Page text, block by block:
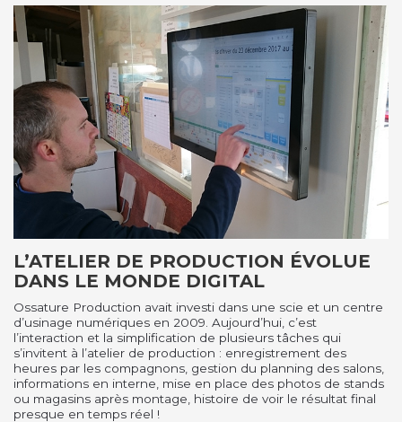
L’ATELIER DE PRODUCTION ÉVOLUE
DANS LE MONDE DIGITAL
Ossature Production avait investi dans une scie et un centre
d’usinage numériques en 2009. Aujourd’hui, c’est
l’interaction et la simplification de plusieurs tâches qui
s’invitent à l’atelier de production : enregistrement des
heures par les compagnons, gestion du planning des salons,
informations en interne, mise en place des photos de stands
ou magasins après montage, histoire de voir le résultat final
presque en temps réel !